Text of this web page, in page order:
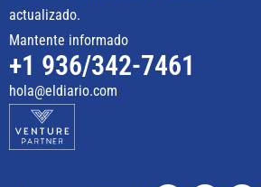
actualizado.
Mantente informado
+1 936/342-7461
hola@eldiario.com